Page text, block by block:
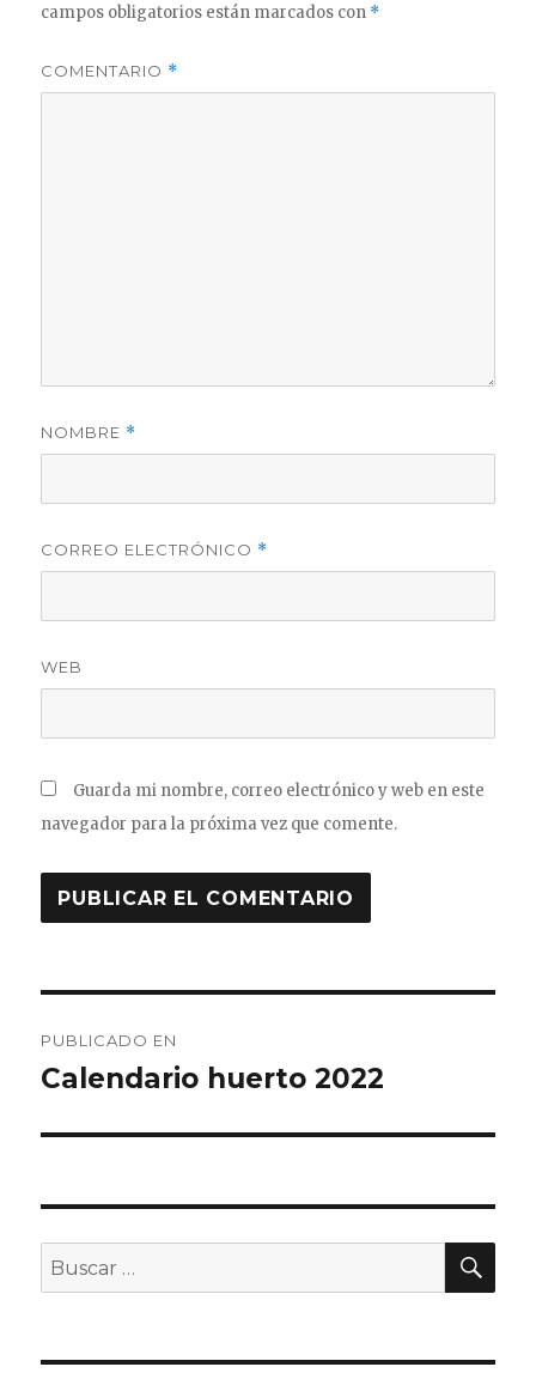
campos obligatorios están marcados con *
COMENTARIO *
NOMBRE *
CORREO ELECTRÓNICO *
WEB
Guarda mi nombre, correo electrónico y web en este
navegador para la próxima vez que comente.
de
PUBLICADO EN
Calendario huerto 2022
Buscar
por: